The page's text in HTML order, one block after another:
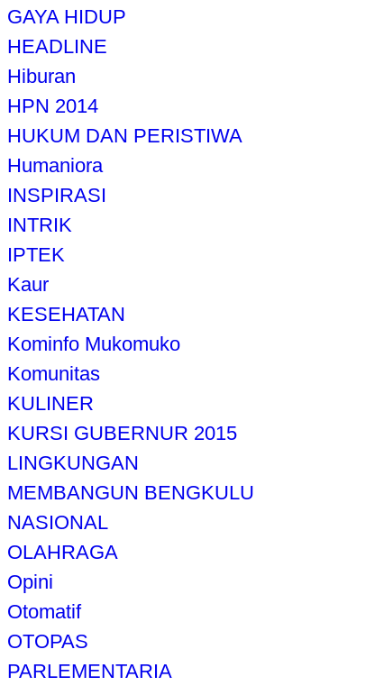
GAYA HIDUP
HEADLINE
Hiburan
HPN 2014
HUKUM DAN PERISTIWA
Humaniora
INSPIRASI
INTRIK
IPTEK
Kaur
KESEHATAN
Kominfo Mukomuko
Komunitas
KULINER
KURSI GUBERNUR 2015
LINGKUNGAN
MEMBANGUN BENGKULU
NASIONAL
OLAHRAGA
Opini
Otomatif
OTOPAS
PARLEMENTARIA